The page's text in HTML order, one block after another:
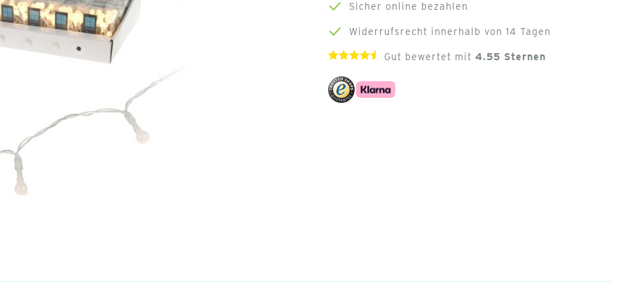
Sicher online bezahlen
Widerrufsrecht innerhalb von 14 Tagen
Gut bewertet mit 4.55 Sternen